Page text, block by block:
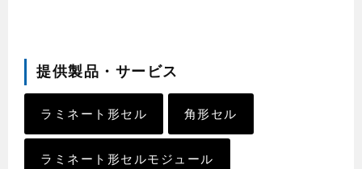
提供製品・サービス
ラミネート形セル 角形セル
ラミネート形セルモジュール